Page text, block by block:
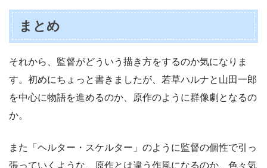
まとめ
それから、監督がどういう描き方をするのか気になりま
す。初めにちょっと書きましたが、若草ハルナと山田一郎
を中心に物語を進めるのか、原作のように群像劇となるの
か。
また「ヘルター・スケルター」のように監督の個性で引っ
張っていくような、原作とは違う作風になるのか、色々気